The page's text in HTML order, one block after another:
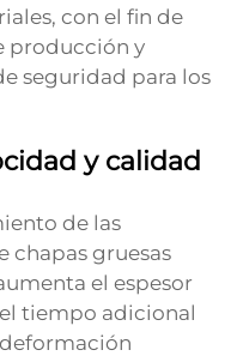
con el fin de
producción y
seguridad para los
y calidad
de las
chapas gruesas
el espesor
tiempo adicional